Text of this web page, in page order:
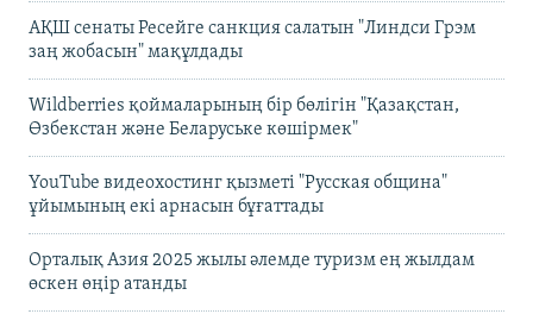
АҚШ сенаты Ресейге санкция салатын "Линдси Грэм
заң жобасын" мақұлдады
Wildberries қоймаларының бір бөлігін "Қазақстан,
Өзбекстан және Беларуське көшірмек"
YouTube видеохостинг қызметі "Русская община"
ұйымының екі арнасын бұғаттады
Орталық Азия 2025 жылы әлемде туризм ең жылдам
өскен өңір атанды